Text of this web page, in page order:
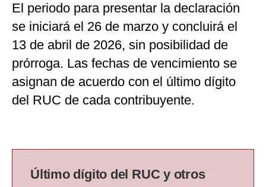
El periodo para presentar la declaración
se iniciará el 26 de marzo y concluirá el
13 de abril de 2026, sin posibilidad de
prórroga. Las fechas de vencimiento se
asignan de acuerdo con el último dígito
del RUC de cada contribuyente.
Último dígito del RUC y otros